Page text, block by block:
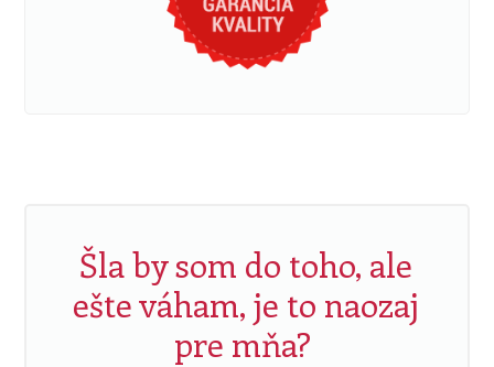
Šla by som do toho, ale
ešte váham, je to naozaj
pre mňa?